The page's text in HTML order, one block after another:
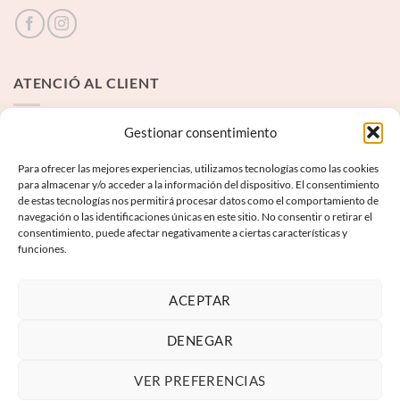
Gestionar consentimiento
Para ofrecer las mejores experiencias, utilizamos tecnologías como las cookies
para almacenar y/o acceder a la información del dispositivo. El consentimiento
de estas tecnologías nos permitirá procesar datos como el comportamiento de
navegación o las identificaciones únicas en este sitio. No consentir o retirar el
consentimiento, puede afectar negativamente a ciertas características y
funciones.
ACEPTAR
DENEGAR
VER PREFERENCIAS
ATENCIÓ AL CLIENT
INFORMACIÓ LEGAL
Avís Legal